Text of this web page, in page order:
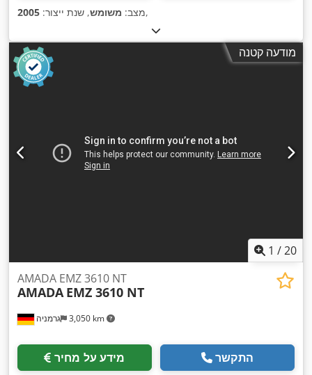
מצב: משומש, שנת ייצור: 2005 ,
מודעה קטנה
1 /20
גרמניה 3,050 km
AMADA EMZ 3610 NT
AMADA EMZ 3610 NT
מידע על מחיר התקשר